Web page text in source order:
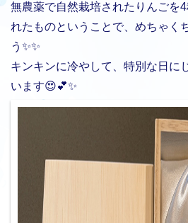
無農薬で自然栽培されたりんごを
れたものということで、めちゃく
う✨✨
キンキンに冷やして、特別な日に
います😍💕✨